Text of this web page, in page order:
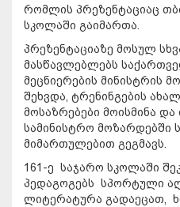
რომლის პრეზენტაციაც
სკოლაში გაიმართა.
პრეზენტაციაზე მოსულ
მასწავლებლებს
მეცნიერების მინისტრის
შეხვდა, ტრენინგების
მოსაზრებები მოისმინა და
სამინისტრო მოზარდებში
მიმართულებით გეგმავს.
161-ე საჯარო სკოლაში
პედაგოგებს სპორტული
ლიტერატურა გადაეცათ,